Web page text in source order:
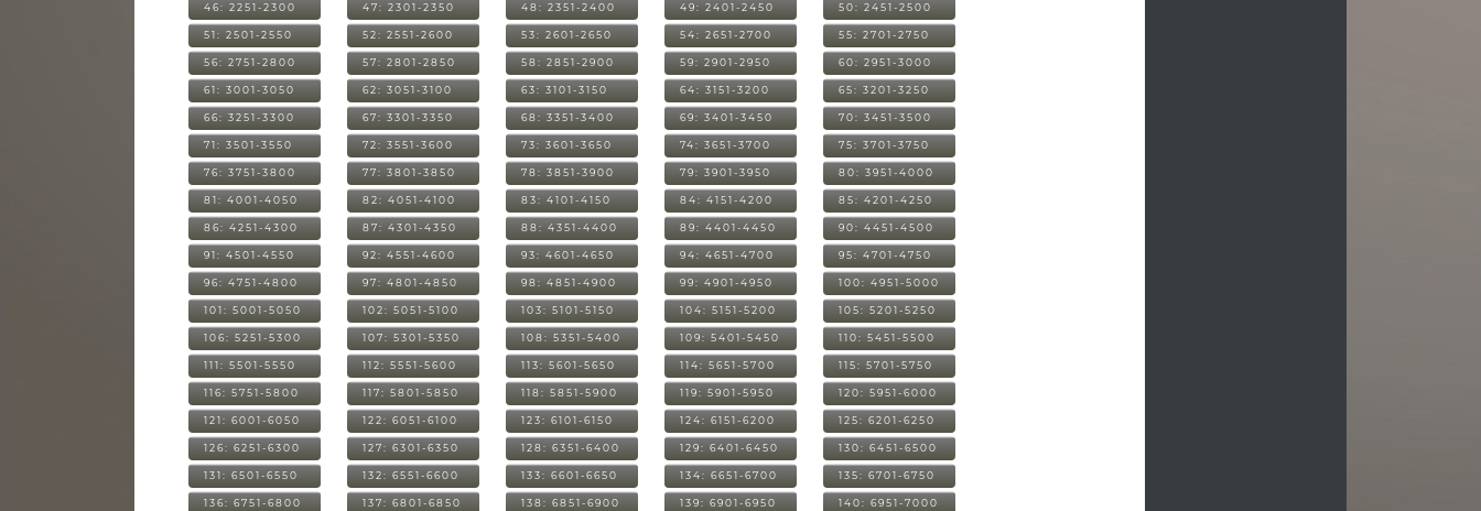
46: 2251-2300 47: 2301-2350 48: 2351-2400 49: 2401-2450 50: 2451-2500
51: 2501-2550 52: 2551-2600 53: 2601-2650 54: 2651-2700 55: 2701-2750
56: 2751-2800 57: 2801-2850 58: 2851-2900 59: 2901-2950 60: 2951-3000
61: 3001-3050 62: 3051-3100 63: 3101-3150 64: 3151-3200 65: 3201-3250
66: 3251-3300 67: 3301-3350 68: 3351-3400 69: 3401-3450 70: 3451-3500
71: 3501-3550 72: 3551-3600 73: 3601-3650 74: 3651-3700 75: 3701-3750
76: 3751-3800 77: 3801-3850 78: 3851-3900 79: 3901-3950 80: 3951-4000
81: 4001-4050 82: 4051-4100 83: 4101-4150 84: 4151-4200 85: 4201-4250
86: 4251-4300 87: 4301-4350 88: 4351-4400 89: 4401-4450 90: 4451-4500
91: 4501-4550 92: 4551-4600 93: 4601-4650 94: 4651-4700 95: 4701-4750
96: 4751-4800 97: 4801-4850 98: 4851-4900 99: 4901-4950 100: 4951-5000
101: 5001-5050 102: 5051-5100 103: 5101-5150 104: 5151-5200 105: 5201-5250
106: 5251-5300 107: 5301-5350 108: 5351-5400 109: 5401-5450 110: 5451-5500
111: 5501-5550 112: 5551-5600 113: 5601-5650 114: 5651-5700 115: 5701-5750
116: 5751-5800 117: 5801-5850 118: 5851-5900 119: 5901-5950 120: 5951-6000
121: 6001-6050 122: 6051-6100 123: 6101-6150 124: 6151-6200 125: 6201-6250
126: 6251-6300 127: 6301-6350 128: 6351-6400 129: 6401-6450 130: 6451-6500
131: 6501-6550 132: 6551-6600 133: 6601-6650 134: 6651-6700 135: 6701-6750
136: 6751-6800 137: 6801-6850 138: 6851-6900 139: 6901-6950 140: 6951-7000